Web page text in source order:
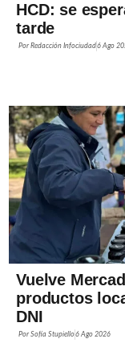
HCD: se
tarde
PorRedacción Infociudad6 Ago
Vuelve
productos
DNI
PorSofía Stupiello6 Ago 2026